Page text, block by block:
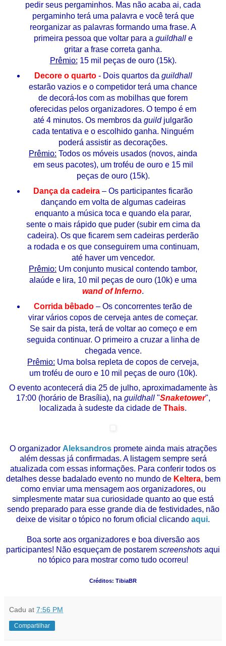
pedir seus pergaminhos. Mas não acaba ai, cada
pergaminho terá uma palavra e você terá que
reorganizar as palavras formando uma frase. A
primeira pessoa que voltar para a guildhalle
gritar a frase correta ganha.
Prêmio: 15 mil peças de ouro (15k).
Decore o quarto- Dois quartos da guildhall
estarão vazios e o competidor terá uma chance
de decorá-los com as mobilhas que forem
oferecidas pelos organizadores. O tempo é em
até 4 minutos. Os membros da guildjulgarão
cada tentativa e o escolhido ganha. Ninguém
poderá assistir as decorações.
Prêmio: Todos os móveis usados (novos, ainda
em seus pacotes), um troféu de ouro e 15 mil
peças de ouro (15k).
Dança da cadeira – Os participantes ficarão
dançando em volta de algumas cadeiras
enquanto a música toca e quando ela parar,
sente o mais rápido que puder (subir em cima da
cadeira). Os que ficarem sem cadeiras perderão
a rodada e os que conseguirem uma continuam,
até haver um vencedor.
Prêmio: Um conjunto musical contendo tambor,
alaúde e lira, 10 mil peças de ouro (10k) e uma
wand of Inferno.
Corrida bêbado – Os concorrentes terão de
virar vários copos de cerveja antes de começar.
Se sair da pista, terá de voltar ao começo e em
seguida continuar. O primeiro a cruzar a linha de
chegada vence.
Prêmio: Uma bolsa repleta de copos de cerveja,
um troféu de ouro e 10 mil peças de ouro (10k).
O evento acontecerá dia 25 de julho, aproximadamente às
17:00 (horário de Brasília), na guildhall"Snaketower",
localizada à sudeste da cidade de Thais.
O organizador Aleksandrospromete ainda mais atrações
além dessas já confirmadas. A listagem sempre será
atualizada com essas informações. Para conferir todos os
detalhes desse badalado evento no mundo de Keltera, bem
como enviar uma mensagem aos organizadores, ou
simplesmente matar sua curiosidade quanto ao que está
sendo preparado para esse grande dia de festividades, não
deixe de visitar o tópico no forum oficial clicando aqui.
Boa sorte aos organizadores e boa diversão aos
participantes! Não esqueçam de postarem screenshots aqui
no tópico para mostrar como tudo ocorreu!
Créditos: TibiaBR
Cadu at 7:56 PM
Compartilhar